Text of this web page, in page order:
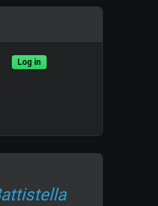
Log in